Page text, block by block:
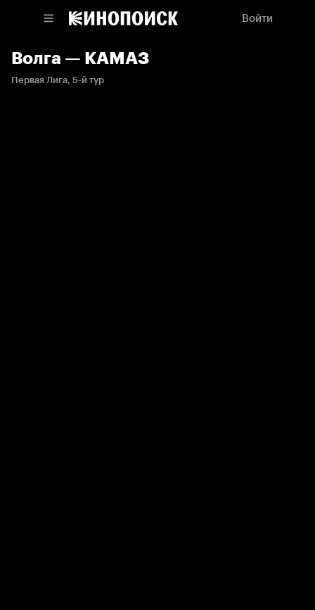
Войти
Волга — КАМАЗ
Первая Лига, 5-й тур